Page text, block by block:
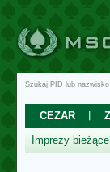
Szukaj PID lub
CEZAR
Imprezy bieżące